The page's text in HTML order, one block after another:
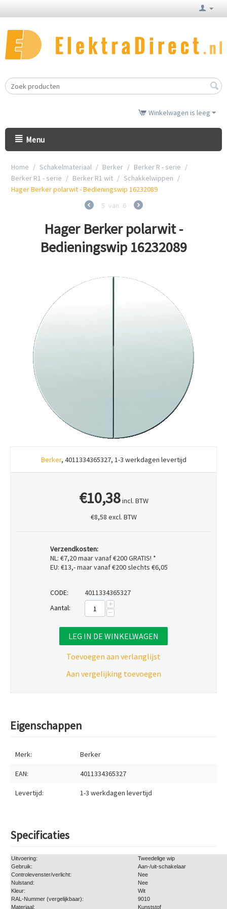
Winkelwagen is leeg
Menu
Home / Schakelmateriaal / Berker / Berker R - serie /
Berker R1 - serie / Berker R1 wit / Schakkelwippen /
Hager Berker polarwit - Bedieningswip 16232089
5 van 6
Hager Berker polarwit -
Bedieningswip 16232089
Berker, 4011334365327, 1-3 werkdagen levertijd
€10,38incl. BTW
€8,58 excl. BTW
Verzendkosten:
NL: €7,20 maar vanaf €200 GRATIS! *
EU: €13,- maar vanaf €200 slechts €6,05
CODE:
4011334365327
Aantal:
+
−
LEG IN DE WINKELWAGEN
Toevoegen aan verlanglijst
Aan vergelijking toevoegen
Eigenschappen
Merk: Berker
EAN: 4011334365327
Levertijd: 1-3 werkdagen levertijd
Specificaties
Uitvoering:
Tweedelige wip
Gebruik:
Aan-/uit-schakelaar
Controlevenster/verlicht:
Nee
Nulstand:
Nee
Kleur:
Wit
RAL-Nummer (vergelijkbaar):
9010
Materiaal:
Kunststof